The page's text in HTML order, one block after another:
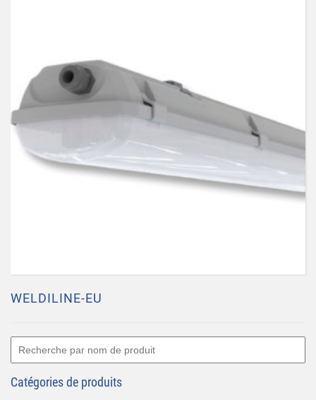
WELDILINE-EU
Catégories de produits